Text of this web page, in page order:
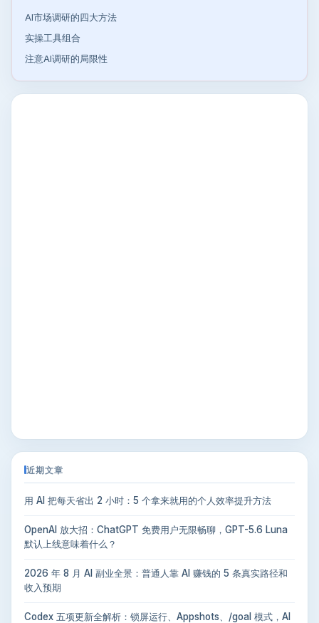
AI市场调研的四大方法
实操工具组合
注意AI调研的局限性
近期文章
用 AI 把每天省出 2 小时：5 个拿来就用的个人效率提升方法
OpenAI 放大招：ChatGPT 免费用户无限畅聊，GPT-5.6 Luna
默认上线意味着什么？
2026 年 8 月 AI 副业全景：普通人靠 AI 赚钱的 5 条真实路径和
收入预期
Codex 五项更新全解析：锁屏运行、Appshots、/goal 模式，AI